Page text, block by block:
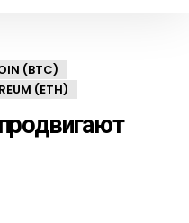
(BTC)
(ETH)